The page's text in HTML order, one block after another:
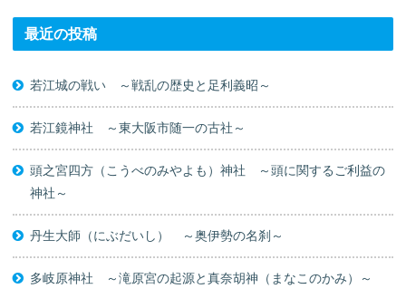
最近の投稿
若江城の戦い ～戦乱の歴史と足利義昭～
若江鏡神社 ～東大阪市随一の古社～
頭之宮四方（こうべのみやよも）神社 ～頭に関するご利益の
神社～
丹生大師（にぶだいし） ～奥伊勢の名刹～
多岐原神社 ～滝原宮の起源と真奈胡神（まなこのかみ）～